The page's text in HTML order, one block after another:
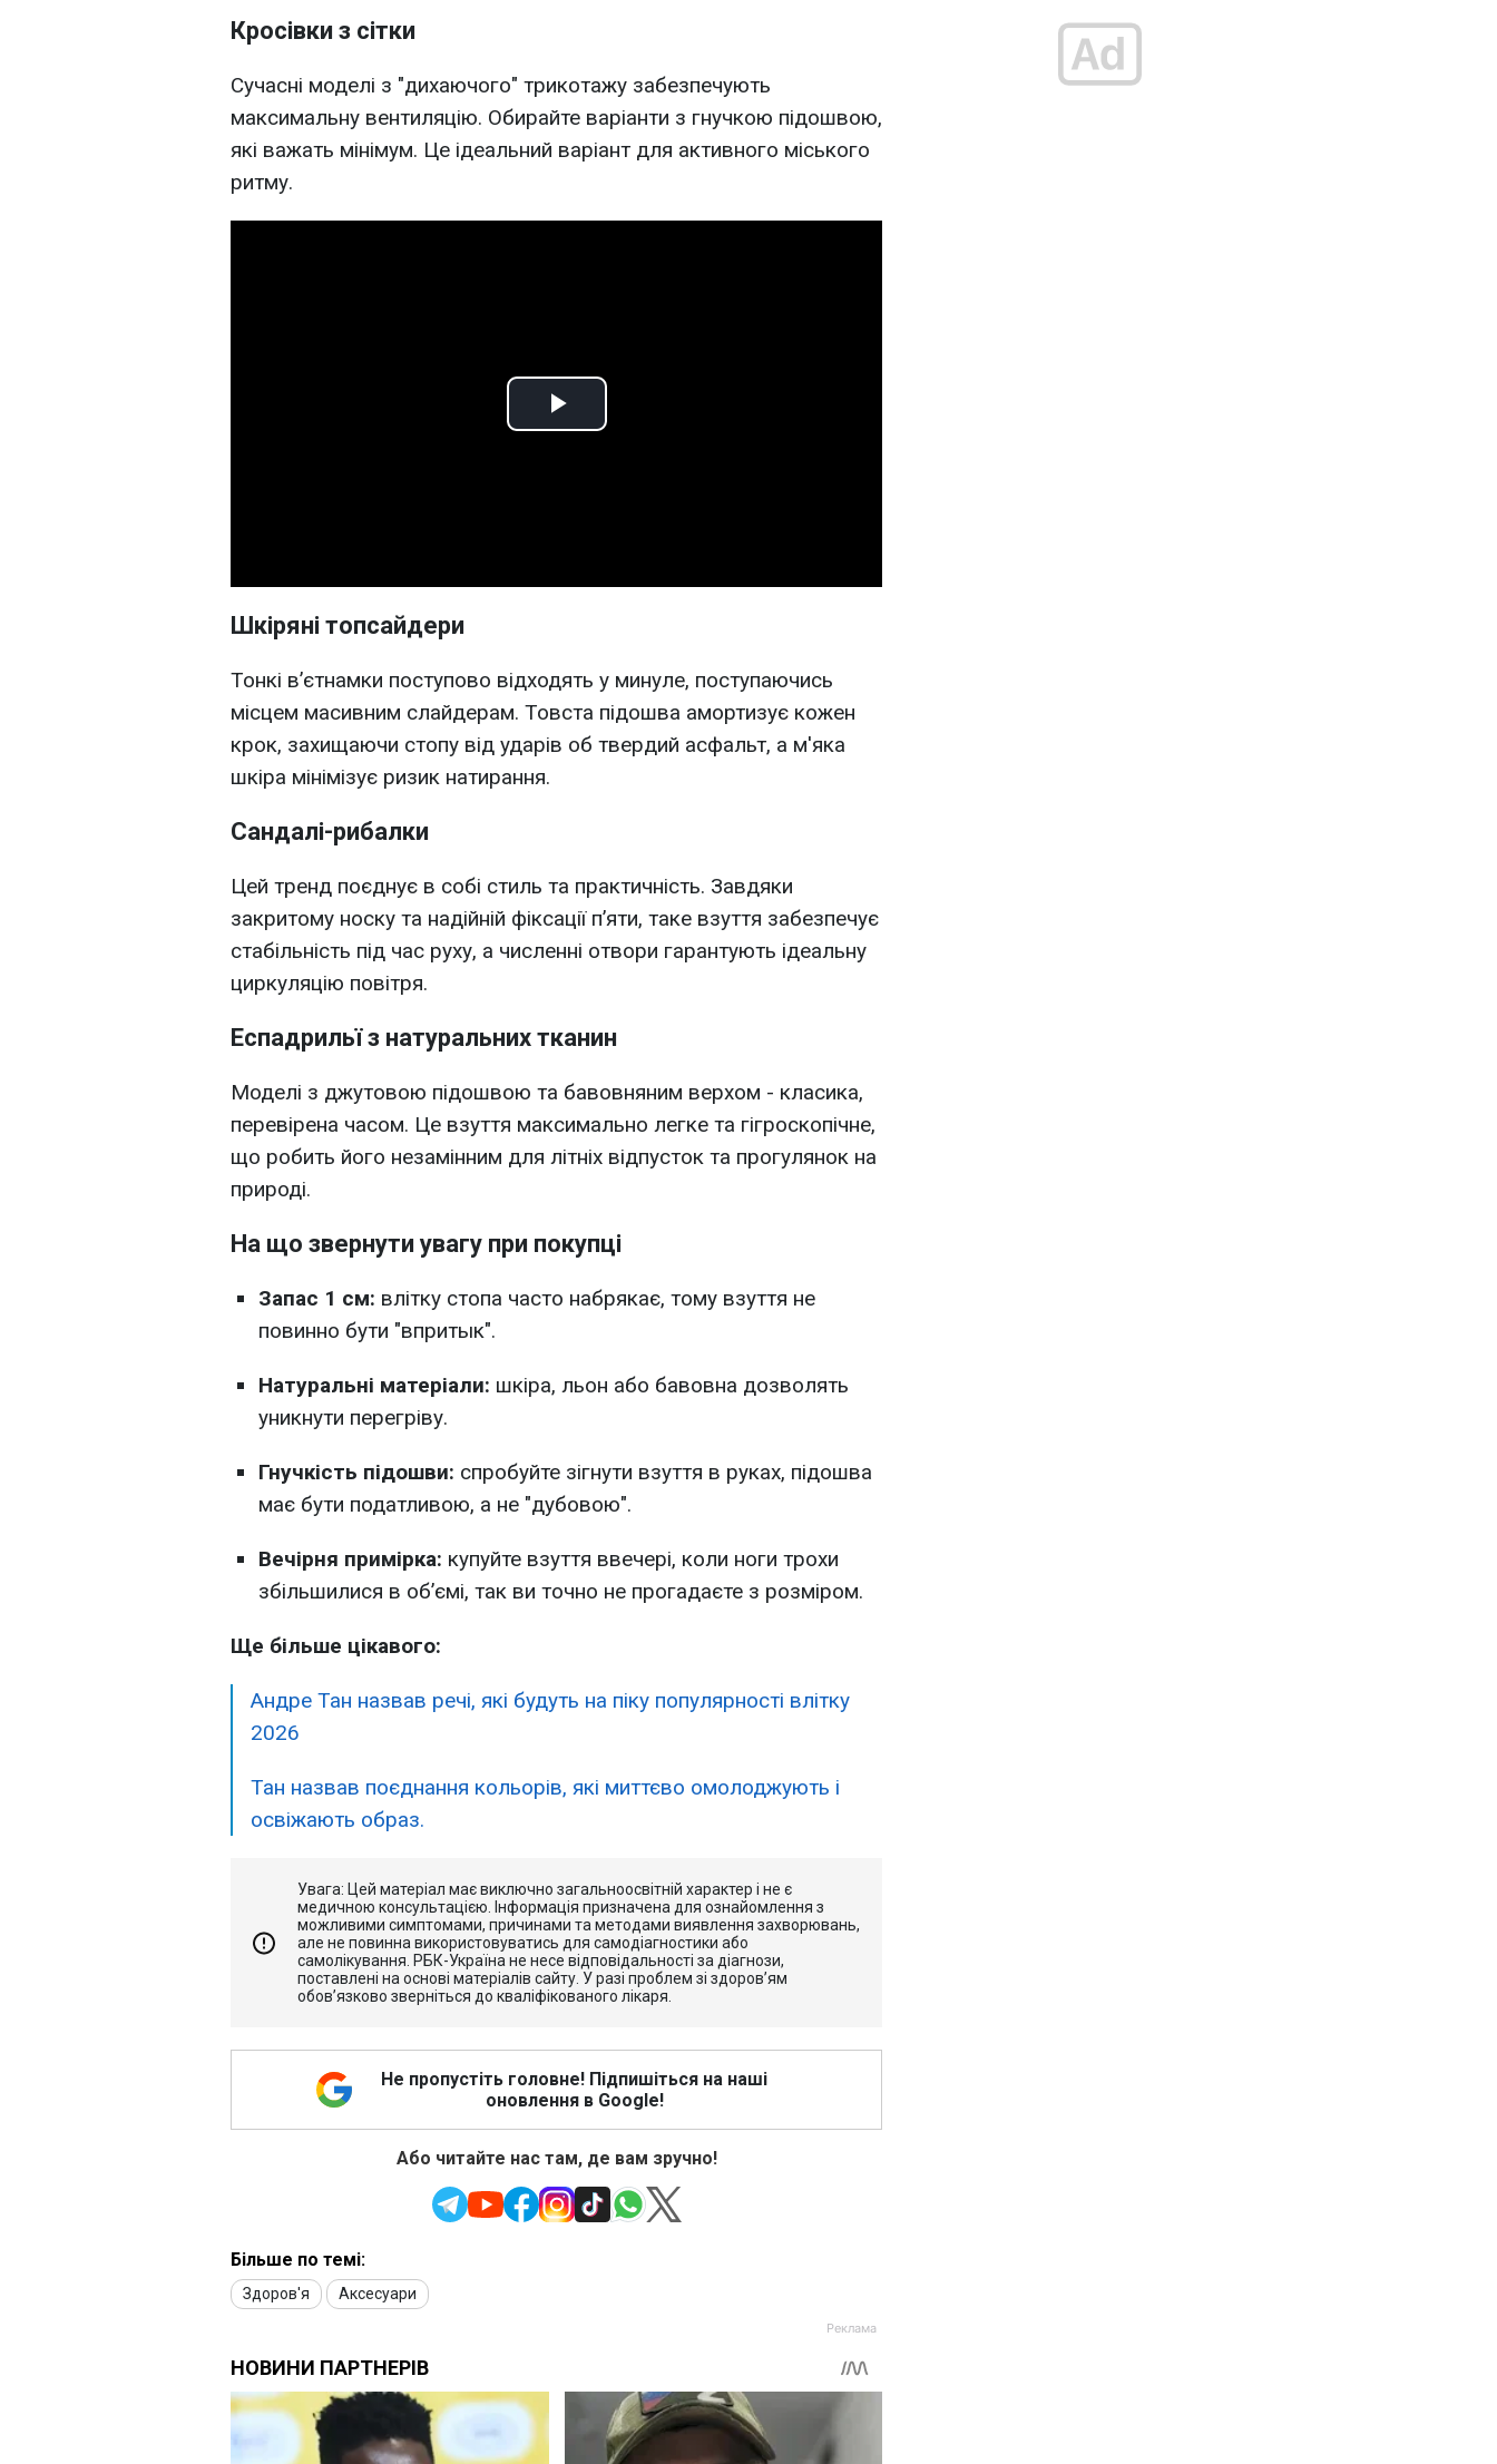
Кросівки з сітки
Сучасні моделі з "дихаючого" трикотажу забезпечують
максимальну вентиляцію. Обирайте варіанти з гнучкою підошвою,
які важать мінімум. Це ідеальний варіант для активного міського
ритму.
Play
Шкіряні топсайдери
Тонкі в’єтнамки поступово відходять у минуле, поступаючись
місцем масивним слайдерам. Товста підошва амортизує кожен
крок, захищаючи стопу від ударів об твердий асфальт, а м'яка
шкіра мінімізує ризик натирання.
Сандалі-рибалки
Цей тренд поєднує в собі стиль та практичність. Завдяки
закритому носку та надійній фіксації п’яти, таке взуття забезпечує
стабільність під час руху, а численні отвори гарантують ідеальну
циркуляцію повітря.
Еспадрильї з натуральних тканин
Моделі з джутовою підошвою та бавовняним верхом - класика,
перевірена часом. Це взуття максимально легке та гігроскопічне,
що робить його незамінним для літніх відпусток та прогулянок на
природі.
На що звернути увагу при покупці
Запас 1 см: влітку стопа часто набрякає, тому взуття не
повинно бути "впритык".
Натуральні матеріали: шкіра, льон або бавовна дозволять
уникнути перегріву.
Гнучкість підошви: спробуйте зігнути взуття в руках, підошва
має бути податливою, а не "дубовою".
Вечірня примірка: купуйте взуття ввечері, коли ноги трохи
збільшилися в об’ємі, так ви точно не прогадаєте з розміром.
Ще більше цікавого:
Андре Тан назвав речі, які будуть на піку популярності влітку
2026
Тан назвав поєднання кольорів, які миттєво омолоджують і
освіжають образ.
Увага: Цей матеріал має виключно загальноосвітній характер і не є
медичною консультацією. Інформація призначена для ознайомлення з
можливими симптомами, причинами та методами виявлення захворювань,
але не повинна використовуватись для самодіагностики або
самолікування. РБК-Україна не несе відповідальності за діагнози,
поставлені на основі матеріалів сайту. У разі проблем зі здоров’ям
обов’язково зверніться до кваліфікованого лікаря.
Не пропустіть головне! Підпишіться на наші
оновлення в Google!
Або читайте нас там, де вам зручно!
Більше по темі:
Здоров'я Аксесуари